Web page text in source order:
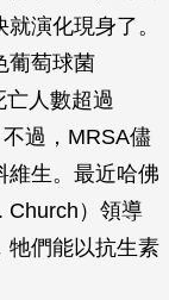
演化現身了。
葡萄球菌
亡人數超過
過，MRSA儘
維生。最近哈佛
Church）領導
牠們能以抗生素